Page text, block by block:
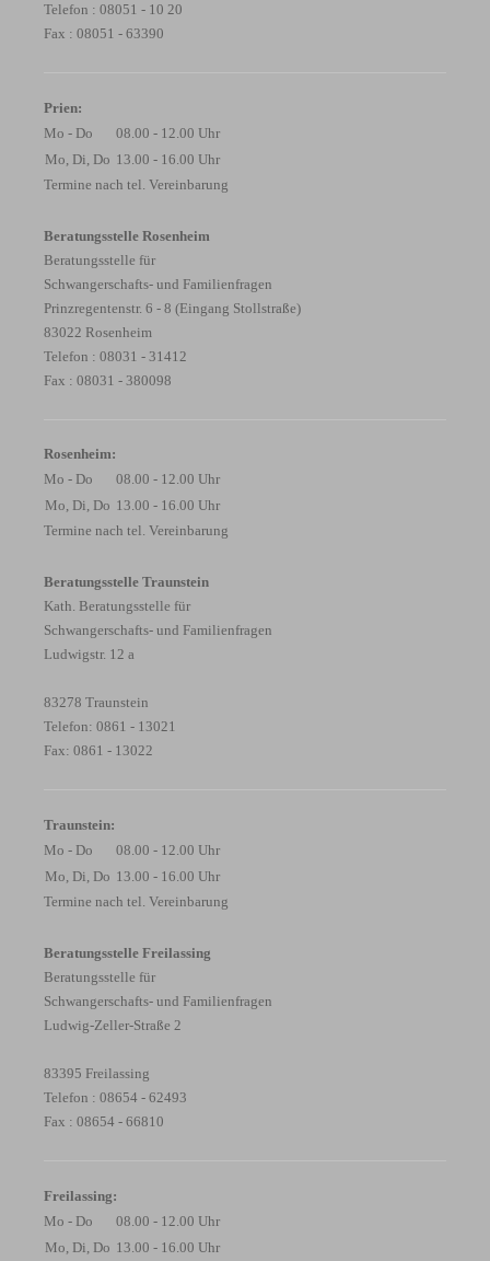
Telefon : 08051 - 10 20
Fax : 08051 - 63390
Prien:
Mo - Do
08.00 - 12.00 Uhr
Mo, Di, Do 13.00 - 16.00 Uhr
Termine nach tel. Vereinbarung
Beratungsstelle Rosenheim
Beratungsstelle für
Schwangerschafts- und Familienfragen
Prinzregentenstr. 6 - 8 (Eingang Stollstraße)
83022 Rosenheim
Telefon : 08031 - 31412
Fax : 08031 - 380098
Rosenheim:
Mo - Do
08.00 - 12.00 Uhr
Mo, Di, Do 13.00 - 16.00 Uhr
Termine nach tel. Vereinbarung
Beratungsstelle Traunstein
Kath. Beratungsstelle für
Schwangerschafts- und Familienfragen
Ludwigstr. 12 a
83278 Traunstein
Telefon: 0861 - 13021
Fax: 0861 - 13022
Traunstein:
Mo - Do
08.00 - 12.00 Uhr
Mo, Di, Do 13.00 - 16.00 Uhr
Termine nach tel. Vereinbarung
Beratungsstelle Freilassing
Beratungsstelle für
Schwangerschafts- und Familienfragen
Ludwig-Zeller-Straße 2
83395 Freilassing
Telefon : 08654 - 62493
Fax : 08654 - 66810
Freilassing:
Mo - Do
08.00 - 12.00 Uhr
Mo, Di, Do 13.00 - 16.00 Uhr